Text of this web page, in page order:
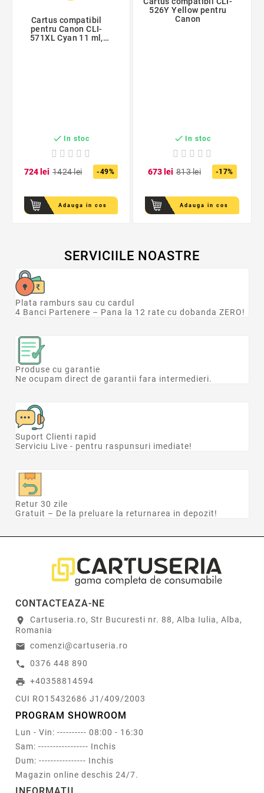
Cartus compatibil
pentru Canon CLI-
571XL Cyan 11 ml,
 In stoc
724lei 1424lei -49%
Adauga in cos
526Y Yellow pentru
Canon
 In stoc
673lei 813lei -17%
Adauga in cos
SERVICIILE NOASTRE
Plata ramburs sau cu cardul
4 Banci Partenere – Pana la 12 rate cu dobanda ZERO!
Produse cu garantie
Ne ocupam direct de garantii fara intermedieri.
Suport Clienti rapid
Serviciu Live - pentru raspunsuri imediate!
Retur 30 zile
Gratuit – De la preluare la returnarea in depozit!
CONTACTEAZA-NE
location_on
Cartuseria.ro, Str Bucuresti nr. 88, Alba Iulia, Alba,
Romania
email comenzi@cartuseria.ro
call 0376 448 890
print +40358814594
CUI RO15432686 J1/409/2003
PROGRAM SHOWROOM
Lun - Vin: ---------- 08:00 - 16:30
Sam: ----------------- Inchis
Dum: ---------------- Inchis
Magazin online deschis 24/7.
INFORMATII